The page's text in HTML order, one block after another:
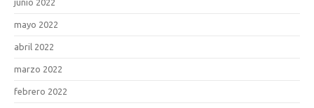
junio 2022
mayo 2022
abril 2022
marzo 2022
febrero 2022